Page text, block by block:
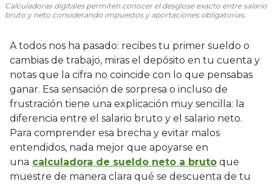
Calculadoras digitales permiten conocer el desglose exacto entre salario
bruto y neto considerando impuestos y aportaciones obligatorias.
A todos nos ha pasado: recibes tu primer sueldo o
cambias de trabajo, miras el depósito en tu cuenta y
notas que la cifra no coincide con lo que pensabas
ganar. Esa sensación de sorpresa o incluso de
frustración tiene una explicación muy sencilla: la
diferencia entre el salario bruto y el salario neto.
Para comprender esa brecha y evitar malos
entendidos, nada mejor que apoyarse en
una calculadora de sueldo neto a bruto que
muestre de manera clara qué se descuenta de tu